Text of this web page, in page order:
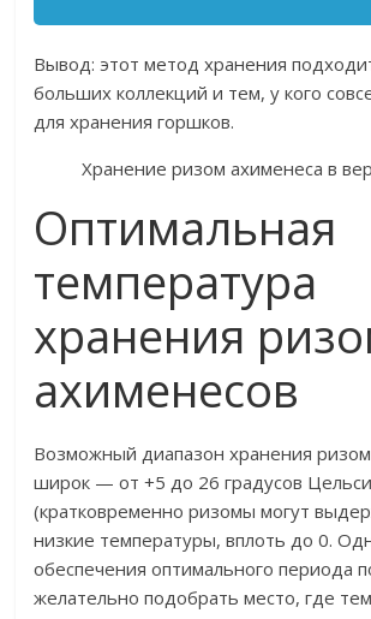
Вывод: этот метод хранения
больших коллекций и тем, у кого
для хранения горшков.
Хранение ризом ахименеса в
Оптимальная
температура
хранения
ахименесов
Возможный диапазон хранения
широк — от +5 до 26 градусов
(кратковременно ризомы могут
низкие температуры, вплоть до 0.
обеспечения оптимального периода
желательно подобрать место, где